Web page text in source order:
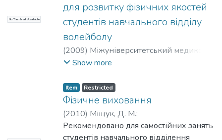
No Thumbnail Available
для розвитку фізичних якостей
студентів навчального відділу
волейболу
(2009) Міжуніверситетський медико-
інженерний;
Show more
Item Restricted
Фізичне виховання
(2010) Міщук, Д. М.;
Міжуніверситетський медико-
інженерний;НТУУ «КПІ»
Рекомендовано для самостійних занять
студентів навчального відділення